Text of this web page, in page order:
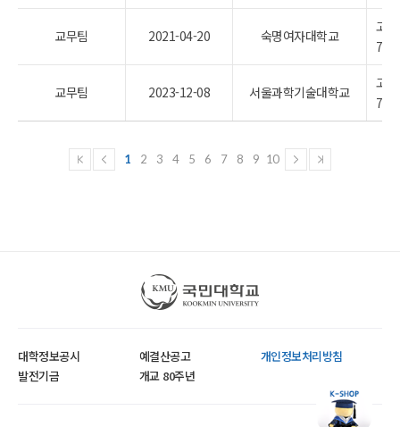
교무팀 2021-04-20 숙명여자대학교
고
7조
교무팀 2023-12-08 서울과학기술대학교
고
7조
1 2 3 4 5 6 7 8 9 10
국민대학교
대학정보공시 예결산공고
개인정보처리방침
발전기금
개교 80주년